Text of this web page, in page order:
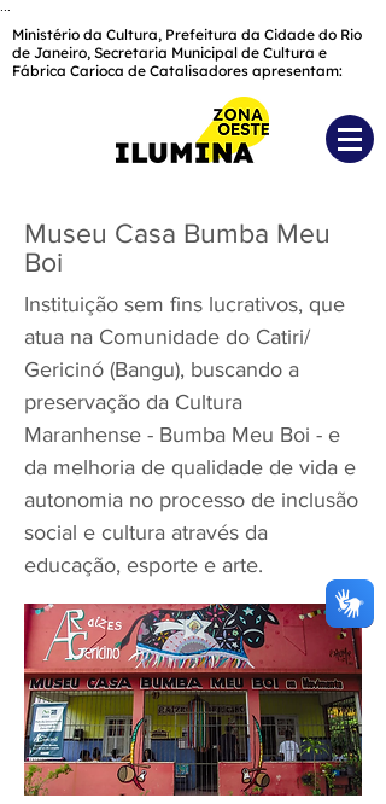
Ministério da Cultura, Prefeitura da Cidade do Rio
de Janeiro, Secretaria Municipal de Cultura e
Fábrica Carioca de Catalisadores apresentam:
Museu Casa Bumba Meu
Boi
Instituição sem fins lucrativos, que
atua na Comunidade do Catiri/
Gericinó (Bangu), buscando a
preservação da Cultura
Maranhense - Bumba Meu Boi - e
da melhoria de qualidade de vida e
autonomia no processo de inclusão
social e cultura através da
educação, esporte e arte.